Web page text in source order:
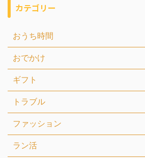
カテゴリー
おうち時間
おでかけ
ギフト
トラブル
ファッション
ラン活